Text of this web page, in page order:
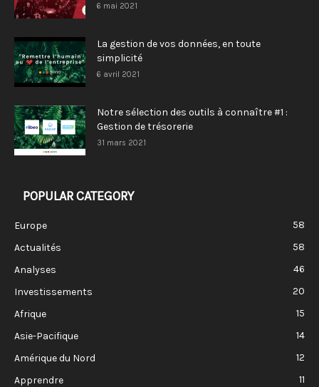
6 mai 2021
La gestion de vos données, en toute
simplicité
6 avril 2021
Notre sélection des outils à connaître #1 :
Gestion de trésorerie
31 mars 2021
POPULAR CATEGORY
Europe
58
Actualités
58
Analyses
46
Investissements
20
Afrique
15
Asie-Pacifique
14
Amérique du Nord
12
Apprendre
11